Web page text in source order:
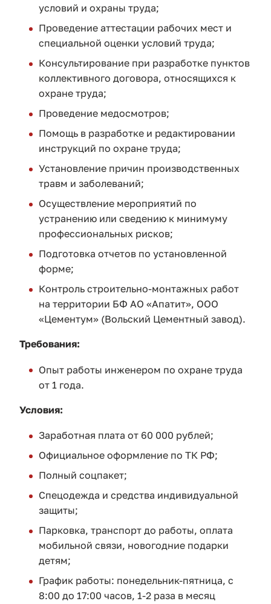
условий и охраны труда;
Проведение аттестации рабочих мест и
специальной оценки условий труда;
Консультирование при разработке пунктов
коллективного договора, относящихся к
охране труда;
Проведение медосмотров;
Помощь в разработке и редактировании
инструкций по охране труда;
Установление причин производственных
травм и заболеваний;
Осуществление мероприятий по
устранению или сведению к минимуму
профессиональных рисков;
Подготовка отчетов по установленной
форме;
Контроль строительно-монтажных работ
на территории БФ АО «Апатит», ООО
«Цементум» (Вольский Цементный завод).
Требования:
Опыт работы инженером по охране труда
от 1 года.
Условия:
Заработная плата от 60 000 рублей;
Официальное оформление по ТК РФ;
Полный соцпакет;
Спецодежда и средства индивидуальной
защиты;
Парковка, транспорт до работы, оплата
мобильной связи, новогодние подарки
детям;
График работы: понедельник-пятница, с
8:00 до 17:00 часов, 1-2 раза в месяц